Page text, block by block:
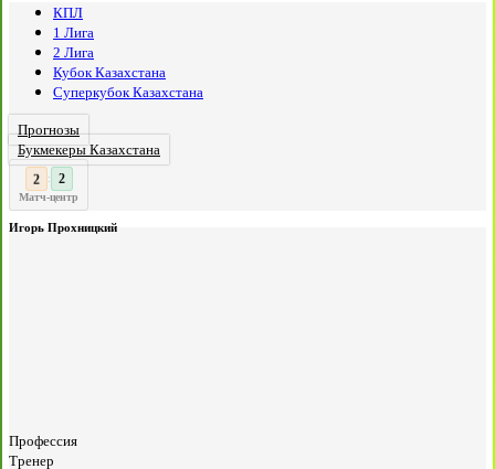
КПЛ
1 Лига
2 Лига
Кубок Казахстана
Суперкубок Казахстана
Прогнозы
Букмекеры Казахстана
3 : 2
Матч-центр
Игорь Прохницкий
Профессия
Тренер